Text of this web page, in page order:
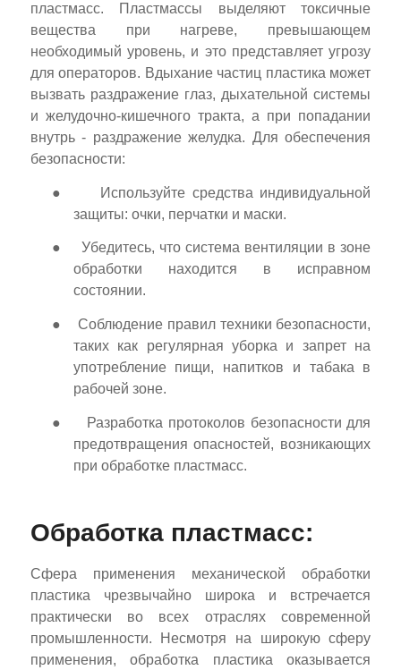
пластмасс. Пластмассы выделяют токсичные
вещества при нагреве, превышающем
необходимый уровень, и это представляет угрозу
для операторов. Вдыхание частиц пластика может
вызвать раздражение глаз, дыхательной системы
и желудочно-кишечного тракта, а при попадании
внутрь - раздражение желудка. Для обеспечения
безопасности:
●
Используйте средства индивидуальной
защиты: очки, перчатки и маски.
●
Убедитесь, что система вентиляции в зоне
обработки находится в исправном
состоянии.
●
Соблюдение правил техники безопасности,
таких как регулярная уборка и запрет на
употребление пищи, напитков и табака в
рабочей зоне.
●
Разработка протоколов безопасности для
предотвращения опасностей, возникающих
при обработке пластмасс.
Обработка пластмасс:
Сфера применения механической обработки
пластика чрезвычайно широка и встречается
практически во всех отраслях современной
промышленности. Несмотря на широкую сферу
применения, обработка пластика оказывается